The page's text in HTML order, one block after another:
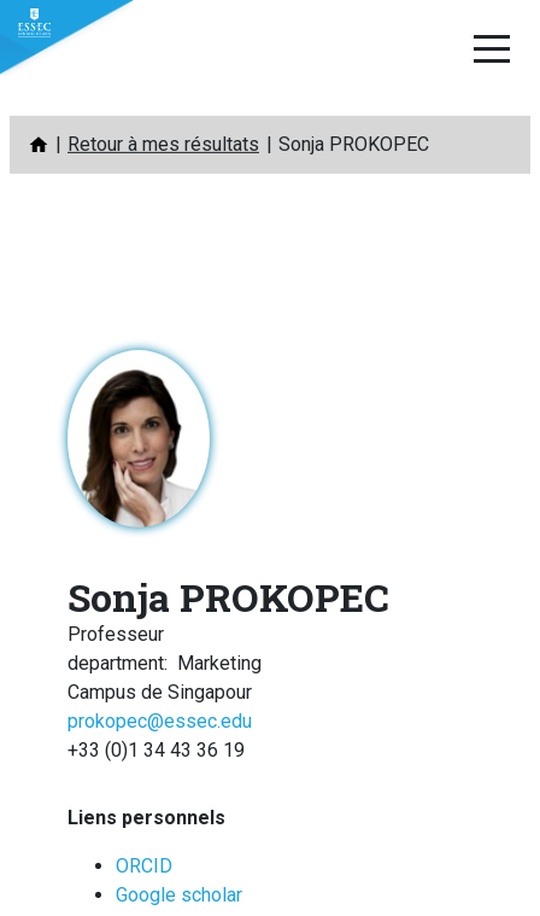
Aller
contenu
Retour à mes résultats Sonja PROKOPEC
Sonja PROKOPEC
Professeur
department: Marketing
Campus de Singapour
prokopec@essec.edu
+33 (0)1 34 43 36 19
Liens personnels
ORCID
Google scholar